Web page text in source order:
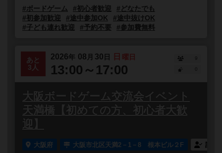
#ボードゲーム
#初心者歓迎
#どなたでも
#初参加歓迎
#途中参加OK
#途中抜けOK
#子ども連れ歓迎
#予約不要 #参加費無料
あと
3人
2026年 08 月 30 日 日 曜日
13:00～17:00
9
大阪ボードゲーム交流会イベント
天満橋【初めての方、初心者大歓
迎】
大阪府 大阪市北区天満2－1－8 根本ビル２F 誰で